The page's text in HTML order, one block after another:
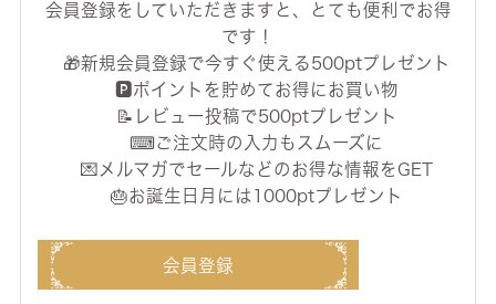
会員登録をしていただきますと、とても便利でお得
です！
🎁新規会員登録で今すぐ使える500ptプレゼント
🅿️ポイントを貯めてお得にお買い物
📝レビュー投稿で500ptプレゼント
⌨ご注文時の入力もスムーズに
💌メルマガでセールなどのお得な情報をGET
🎂お誕生日月には1000ptプレゼント
会員登録